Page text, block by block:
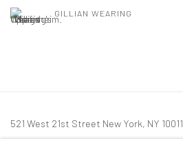
GILLIAN WEARING
521 West 21st Street New York, NY 10011